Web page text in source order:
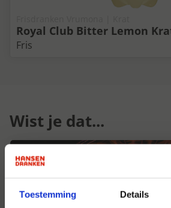
Toestemming Details
Royal Club Bitter Lemon
Fris
Wist je dat...